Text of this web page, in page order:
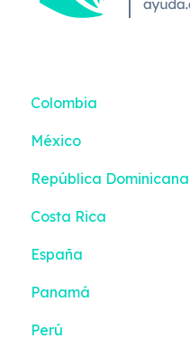
Colombia
México
República Dominicana
Reportes inteligentes
Costa Rica
España
Panamá
Perú